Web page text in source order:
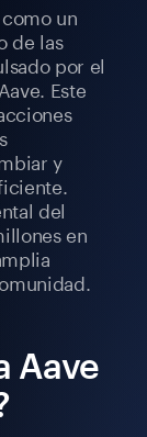
un
de las
por el
Este
y
del
en
Aave